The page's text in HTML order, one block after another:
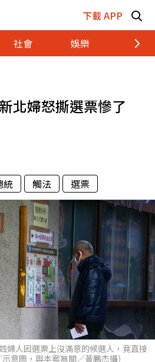
下載 APP
社會 娛樂 財經
北婦怒撕選票慘了
統 觸法 選票
婦人因選票上沒滿意的候選人，竟直接
意圖，與本案無關／黃鵬杰攝）